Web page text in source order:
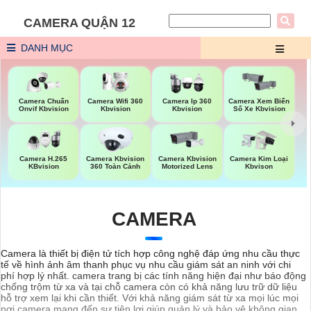
CAMERA QUẬN 12
DANH MỤC
Camera Chuẩn
Onvif Kbvision
Camera Wifi 360
Kbvision
Camera Ip 360
Kbvision
Camera Xem Biển
Số Xe Kbvision
Camera H.265
KBvision
Camera Kbvision
360 Toàn Cảnh
Camera Kbvision
Motorized Lens
Camera Kim Loại
Kbvison
CAMERA
Camera là thiết bị điện tử tích hợp công nghệ đáp ứng nhu cầu thực
tế về hình ảnh âm thanh phục vụ nhu cầu giám sát an ninh với chi
phí hợp lý nhất. camera trang bị các tính năng hiện đại như báo động
chống trộm từ xa và tại chỗ camera còn có khả năng lưu trữ dữ liệu
hỗ trợ xem lại khi cần thiết. Với khả năng giám sát từ xa mọi lúc mọi